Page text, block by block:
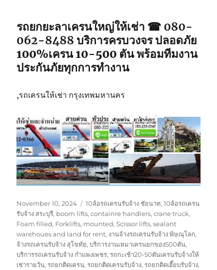
รถยกยะลาเครนใหญ่ให้เช่า ☎ 080-
062-8488 บริการครบวงจร ปลอดภัย
100%เครน 10-500 ตัน พร้อมทีมงาน
ประกันภัยทุกการทำงาน
,รถเครนให้เช่า กรุงเทพมหานคร
Posted
on
November 10, 2024 Tags
10ล้อรถเครนรับจ้าง ชัยนาท,10ล้อรถเครน
รับจ้าง สระบุรี, boom lifts,containre handlers,crane truck,
Foam filled, Forklifts, mounted,Scissor lifts,sealant
warehoues and land for rent, งานจ้างรถเครนรับจ้าง พิษณุโลก,
จ้างรถเครนรับจ้าง สุโขทัย,บริการงานเหมาเครนยกของ500ตัน,
บริการรถเครนรับจ้าง กำแพงเพชร,รถกะเช้า20-50ตันเครนรับจ้างให้
เช่ารายวัน,รถยกติดเครน,รถยกติดเครนรับจ้าง,รถยกติดเฮี๊ยบรับจ้าง,